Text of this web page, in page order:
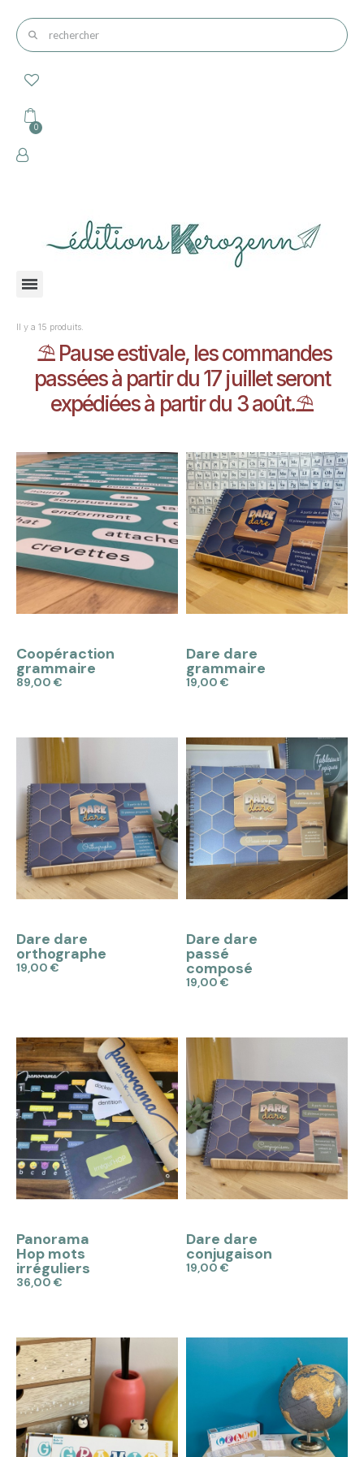
Il y a 15 produits.
⛱️ Pause estivale, les commandes
passées à partir du 17 juillet seront
expédiées à partir du 3 août.⛱️
APERÇU
Coopéraction
grammaire
89,00 €
Dare dare
grammaire
19,00 €
APERÇU
Dare dare
orthographe
19,00 €
APERÇU
Dare dare
passé
composé
19,00 €
APERÇU
Panorama
Hop mots
irréguliers
36,00 €
APERÇU
Dare dare
conjugaison
19,00 €